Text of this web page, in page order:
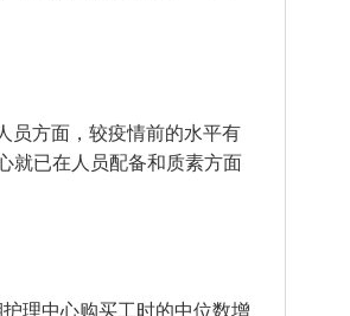
员方面，较疫情前的水平有
就已在人员配备和质素方面
理中心购买工时的中位数增